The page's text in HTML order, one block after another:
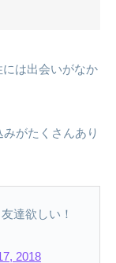
は出会いがなか
がたくさんあり
達欲しい！
2018